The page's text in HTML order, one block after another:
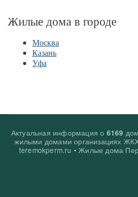
Жилые дома в городе
Москва
Казань
Уфа
Актуальная информация о 6169
жилыми домами организациях
teremokperm.ru • Жилые дома